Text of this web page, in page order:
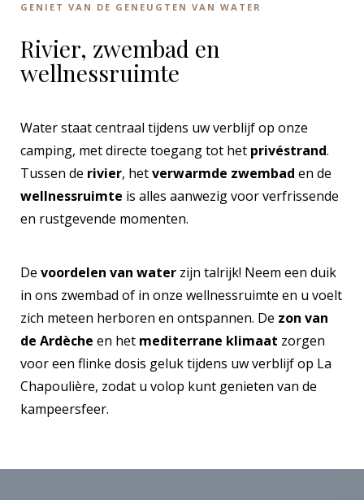
GENIET VAN DE GENEUGTEN VAN WATER
Rivier, zwembad en
wellnessruimte
Water staat centraal tijdens uw verblijf op onze
camping, met directe toegang tot het privéstrand.
Tussen de rivier, hetverwarmde zwembad en de
wellnessruimte is alles aanwezig voor verfrissende
en rustgevende momenten.
De voordelen van water zijn talrijk! Neem een duik
in ons zwembad of in onze wellnessruimte en u voelt
zich meteen herboren en ontspannen. De zon van
de Ardèche en het mediterrane klimaat zorgen
voor een flinke dosis geluk tijdens uw verblijf op La
Chapoulière, zodat u volop kunt genieten van de
kampeersfeer.